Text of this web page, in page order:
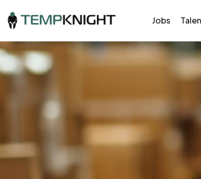
Jobs